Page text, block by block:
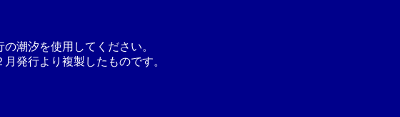
潮汐を使用してください。
発行より複製したものです。